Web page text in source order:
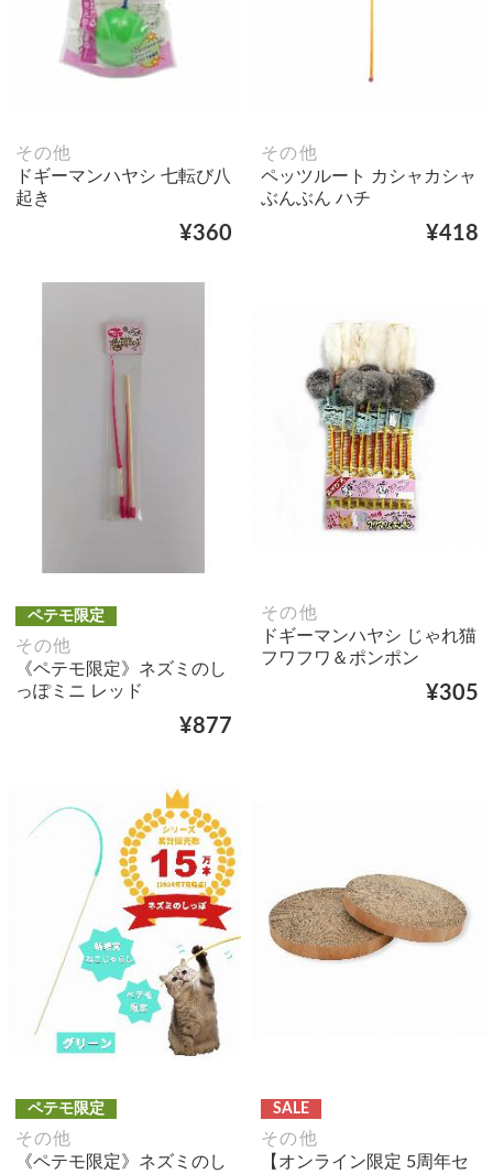
その他
ドギーマンハヤシ 七転び八
起き
¥360
その他
ペッツルート カシャカシャ
ぶんぶん ハチ
¥418
ペテモ限定
その他
《ペテモ限定》ネズミのし
っぽミニ レッド
¥877
その他
ドギーマンハヤシ じゃれ猫
フワフワ＆ポンポン
¥305
ペテモ限定
その他
《ペテモ限定》ネズミのし
SALE
その他
【オンライン限定 5周年セ